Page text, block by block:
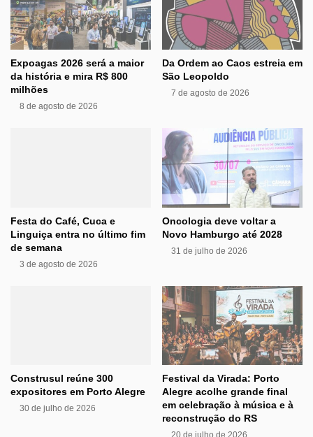
Expoagas 2026 será a maior
da história e mira R$ 800
milhões
8 de agosto de 2026
Da Ordem ao Caos estreia em
São Leopoldo
7 de agosto de 2026
Festa do Café, Cuca e
Linguiça entra no último fim
de semana
3 de agosto de 2026
Oncologia deve voltar a
Novo Hamburgo até 2028
31 de julho de 2026
Construsul reúne 300
expositores em Porto Alegre
30 de julho de 2026
Festival da Virada: Porto
Alegre acolhe grande final
em celebração à música e à
reconstrução do RS
20 de julho de 2026